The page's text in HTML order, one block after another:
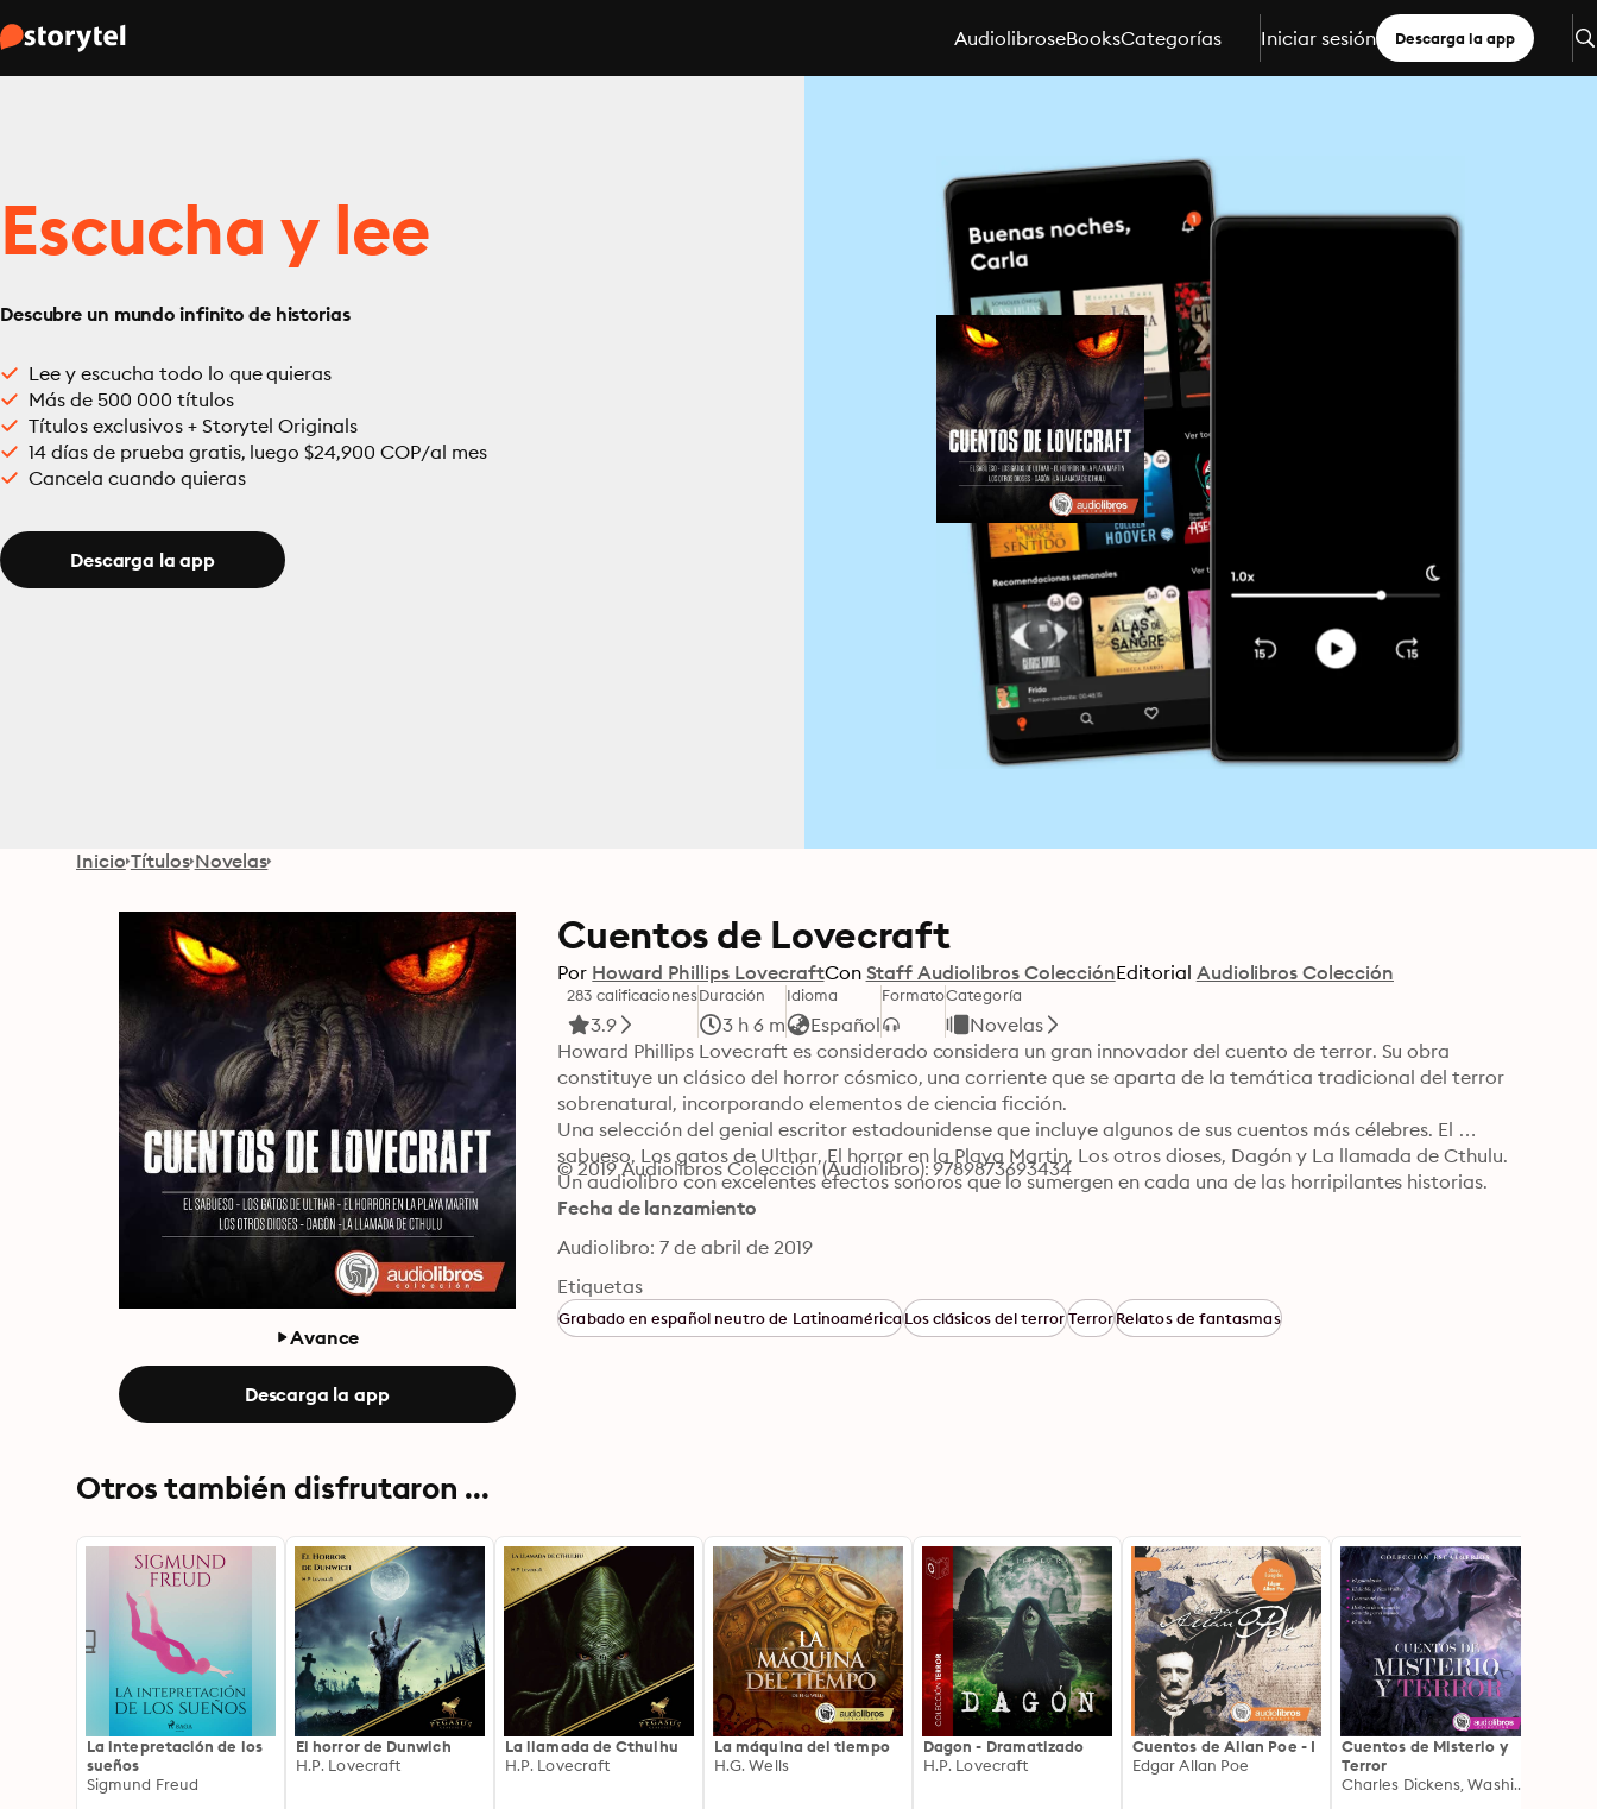
AudiolibroseBooksCategorías Iniciar sesión Descarga la app
Escucha y lee
Descubre un mundo infinito de historias
Lee y escucha todo lo que quieras
Más de 500 000 títulos
Títulos exclusivos + Storytel Originals
14 días de prueba gratis, luego $24,900 COP/al mes
Cancela cuando quieras
Descarga la app
Inicio Títulos Novelas
Avance
Descarga la app
Cuentos de Lovecraft
Por Howard Phillips LovecraftCon Staff Audiolibros ColecciónEditorial Audiolibros Colección
283 calificaciones
3.9
Duración
3 h 6 m
Idioma
Español
FormatoCategoría
Novelas
Howard Phillips Lovecraft es considerado considera un gran innovador del cuento de terror. Su obra
constituye un clásico del horror cósmico, una corriente que se aparta de la temática tradicional del terror
sobrenatural, incorporando elementos de ciencia ficción.
Una selección del genial escritor estadounidense que incluye algunos de sus cuentos más célebres. El
sabueso, Los gatos de Ulthar, El horror en la Playa Martin, Los otros dioses, Dagón y La llamada de Cthulu.
Un audiolibro con excelentes efectos sonoros que lo sumergen en cada una de las horripilantes historias.
© 2019 Audiolibros Colección (Audiolibro): 9789873693434
Fecha de lanzamiento
Audiolibro: 7 de abril de 2019
Etiquetas
Grabado en español neutro de LatinoaméricaLos clásicos del terrorTerrorRelatos de fantasmas
Otros también disfrutaron ...
La intepretación de los
sueños
Sigmund Freud
El horror de Dunwich
H.P. Lovecraft
La llamada de Cthulhu
H.P. Lovecraft
La máquina del tiempo
H.G. Wells
Dagon - Dramatizado
H.P. Lovecraft
Cuentos de Allan Poe - I
Edgar Allan Poe
Cuentos de Misterio y
Terror
Charles Dickens, Washington Irving, Alejandro Dumas, Guy de Maupassant, Bram Stoker